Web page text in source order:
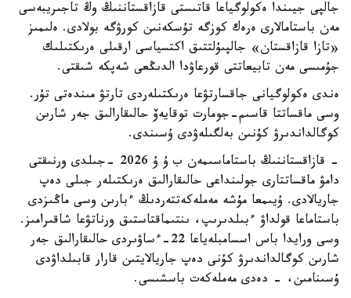
جالپى جيىندا ەكولوگياعا قاتىستى قازاقستاننىڭ وڭ تاجىريبەسى
مەن باستامالارى ەرەك كوزگە تۇسكەنىن كورۋگە بولادى. ەلىمىز
«تازا قازاقستان» جالپىۇلتتىق اكتسياسى ارقىلى ەرىكتىلىك
جۇمىسى مەن تابيعاتتى قورعاۋدا الدىڭعى شەپكە شىقتى.
ەندى ەكولوگيانى جاقسارتۋعا ەرىكتىلەردى تارتۋ مىندەتى تۇر.
وسى ماقساتتا قاسىم-جومارت توقايەۆ حالىقارالىق جەر شارىن
كوگالداندىرۋ كۇنىن بەلگىلەۋدى ۇسىندى.
- قازاقستاننىڭ باستاماسىمەن ب ۇ ۇ 2026 -جىلدى ورنىقتى
دامۋ ماقساتتارى جولىنداعى حالىقارالىق ەرىكتىلەر جىلى دەپ
جاريالادى. ۇيىمعا مۇشە مەملەكەتتەردىڭ ءبارىن وسى ماڭىزدى
باستاماعا قولداۋ ءبىلدىرىپ، ىنتىماقتاستىق ورناتۋعا شاقىرامىز.
وسى ورايدا باس اسسامبلەياعا 22-ءساۋىردى حالىقارالىق جەر
شارىن كوگالداندىرۋ كۇنى دەپ جاريالايتىن قارار قابىلداۋدى
ۇسىنامىن، - دەدى مەملەكەت باسشىسى.